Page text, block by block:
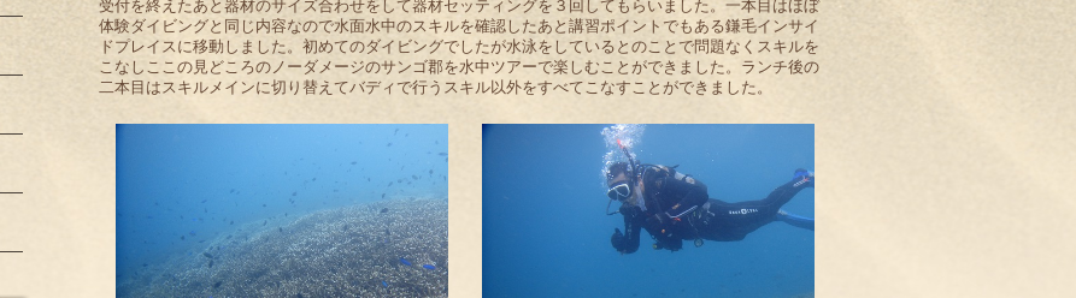
受付を終えたあと器材のサイズ合わせをして器材セッティングを３回してもらいました。一本目はほぼ
体験ダイビングと同じ内容なので水面水中のスキルを確認したあと講習ポイントでもある鎌毛インサイ
ドプレイスに移動しました。初めてのダイビングでしたが水泳をしているとのことで問題なくスキルを
こなしここの見どころのノーダメージのサンゴ郡を水中ツアーで楽しむことができました。ランチ後の
二本目はスキルメインに切り替えてバディで行うスキル以外をすべてこなすことができました。